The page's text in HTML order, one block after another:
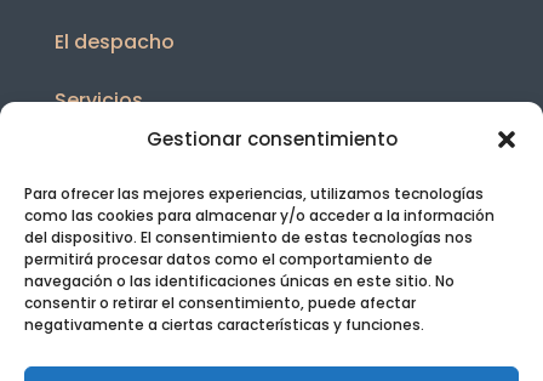
Gestionar consentimiento
Para ofrecer las mejores experiencias, utilizamos tecnologías
como las cookies para almacenar y/o acceder a la información
del dispositivo. El consentimiento de estas tecnologías nos
permitirá procesar datos como el comportamiento de
navegación o las identificaciones únicas en este sitio. No
consentir o retirar el consentimiento, puede afectar
negativamente a ciertas características y funciones.
El despacho
Servicios
Contacto
Legal
Aviso legal y Política de Privacidad